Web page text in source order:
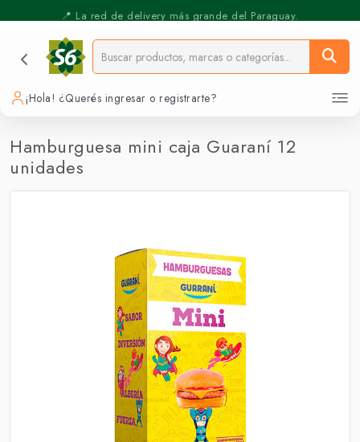
📍 La red de delivery más grande del Paraguay.
⚡️ Pickup Express - Retirás en 30 min.
¡Hola! ¿Querés ingresar o registrarte?
Hamburguesa mini caja Guaraní 12
unidades